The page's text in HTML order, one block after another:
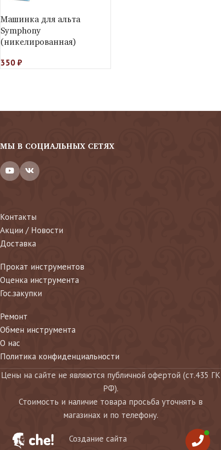
Машинка для альта
Symphony
(никелированная)
350₽
МЫ В СОЦИАЛЬНЫХ СЕТЯХ
Контакты
Акции / Новости
Доставка
Прокат инструментов
Оценка инструмента
Гос.закупки
Ремонт
Обмен инструмента
О нас
Политика конфиденциальности
Цены на сайте не являются публичной офертой (ст.435 ГК
РФ).
Стоимость и наличие товара просьба уточнять в
магазинах и по телефону.
Создание сайта